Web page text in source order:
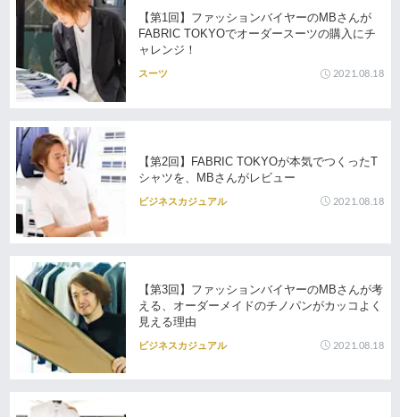
【第1回】ファッションバイヤーのMBさんが
FABRIC TOKYOでオーダースーツの購入にチ
ャレンジ！
スーツ 2021.08.18
【第2回】FABRIC TOKYOが本気でつくったT
シャツを、MBさんがレビュー
ビジネスカジュアル 2021.08.18
【第3回】ファッションバイヤーのMBさんが考
える、オーダーメイドのチノパンがカッコよく
見える理由
ビジネスカジュアル 2021.08.18